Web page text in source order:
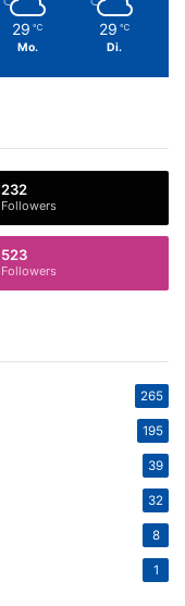
29 ℃
Mo.
29 ℃
Di.
232
Followers
523
Followers
265
195
39
32
8
1